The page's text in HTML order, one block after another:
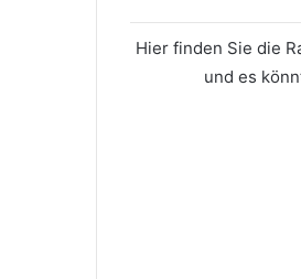
Hier finden Sie die
und es